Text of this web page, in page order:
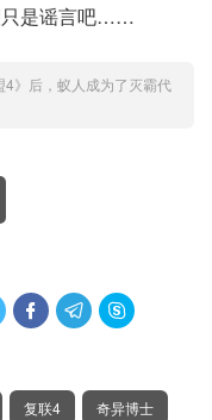
只是谣言吧……
4》后，蚁人成为了灭霸代
  
复联4 奇异博士